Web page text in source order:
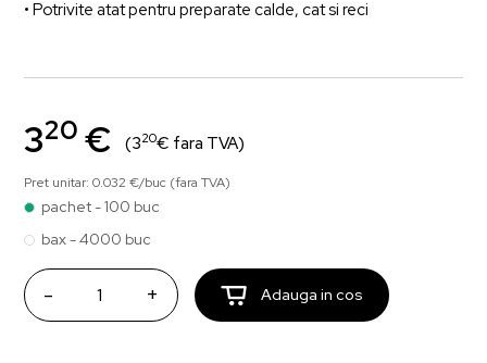
• Potrivite atat pentru preparate calde, cat si reci
320 € (320€ fara TVA)
Pret unitar: 0.032 €/buc (fara TVA)
pachet - 100 buc
bax - 4000 buc
- + Adauga in cos